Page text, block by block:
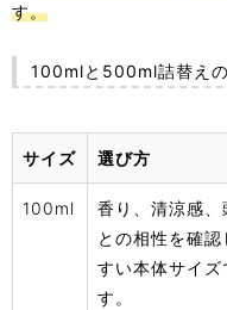
す。
100mlと500ml詰替え
サイズ 選び方
100ml
香り、清涼感、
との相性を確認
すい本体サイズ
す。